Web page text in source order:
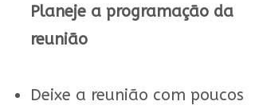
Planeje a programação da
reunião
Deixe a reunião com poucos